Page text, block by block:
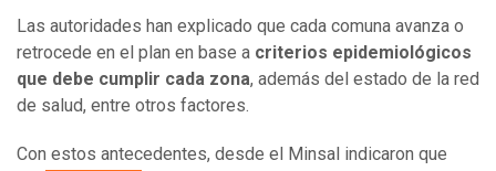
Las autoridades han explicado que cada comuna avanza o
retrocede en el plan en base a criterios epidemiológicos
que debe cumplir cada zona, además del estado de la red
de salud, entre otros factores.
Con estos antecedentes, desde el Minsal indicaron que